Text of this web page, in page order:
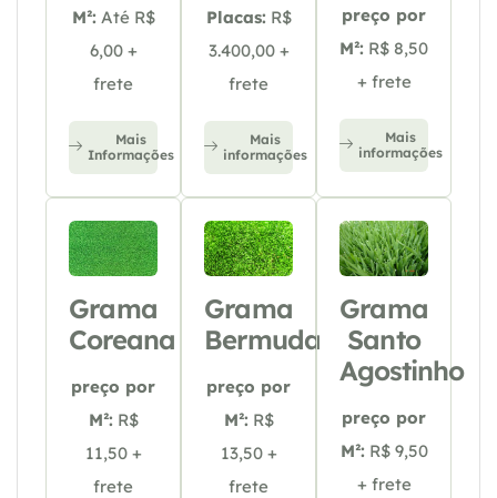
M²: Até R$
6,00 +
frete
Mais
Informações
Placas: R$
3.400,00 +
frete
Mais
informações
preço por
M²: R$ 8,50
+ frete
Mais
informações
Grama
Coreana
preço por
M²: R$
11,50 +
frete
Grama
Bermuda
preço por
M²: R$
13,50 +
frete
Grama
Santo
Agostinho
preço por
M²: R$ 9,50
+ frete